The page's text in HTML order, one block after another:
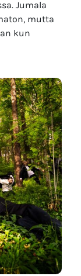
Jumala
mutta
kun